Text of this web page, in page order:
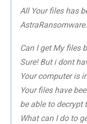
All Your files has
AstraRansomware.
Can I get My files
Sure! But i dont
Your computer is
Your files have
be able to decrypt
What can I do to